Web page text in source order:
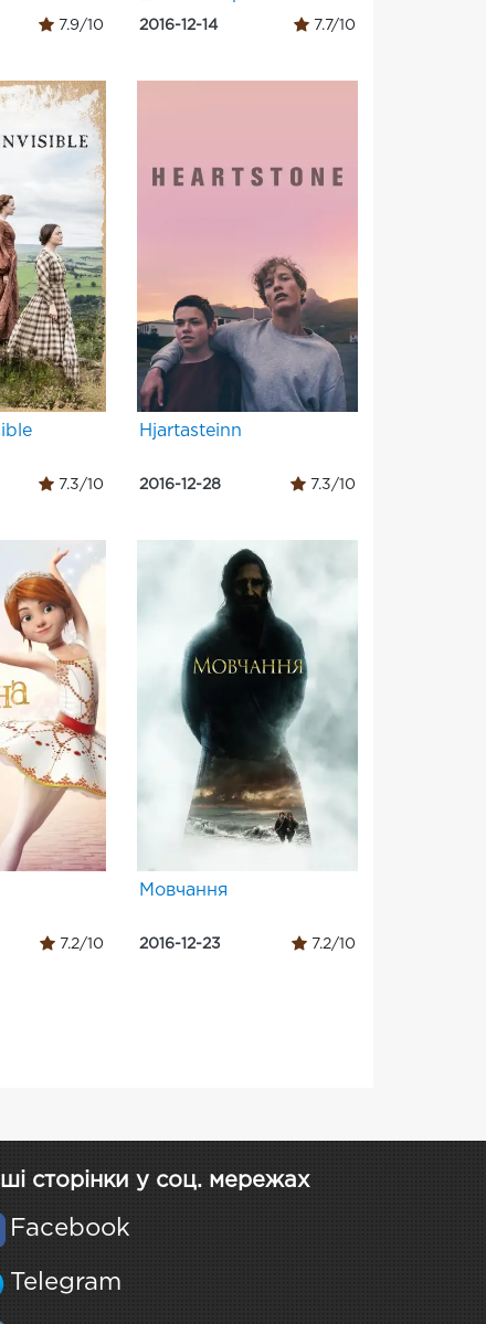
7.9/10 2016-12-14 7.7/10
7.3/10
Hjartasteinn
2016-12-28 7.3/10
7.2/10
Мовчання
2016-12-23 7.2/10
сторінки у соц. мережах
Facebook
Telegram